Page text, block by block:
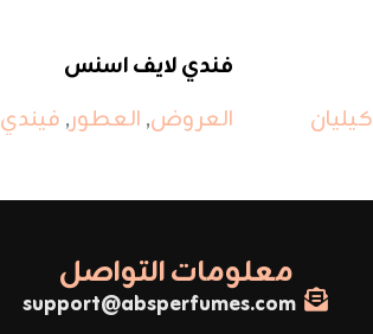
كيليان
فندي لايف اسنس
العروض, العطور, فيندي
معلومات التواصل
support@absperfumes.com